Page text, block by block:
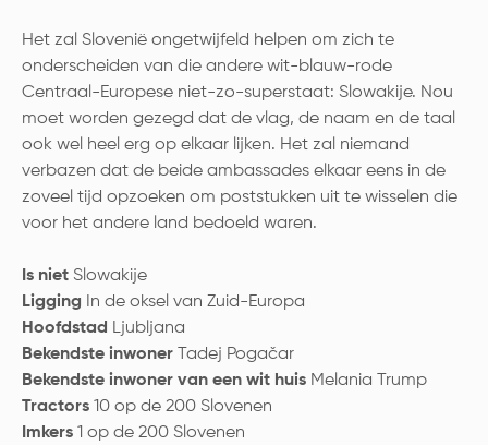
Het zal Slovenië ongetwijfeld helpen om zich te
onderscheiden van die andere wit-blauw-rode
Centraal-Europese niet-zo-superstaat: Slowakije. Nou
moet worden gezegd dat de vlag, de naam en de taal
ook wel heel erg op elkaar lijken. Het zal niemand
verbazen dat de beide ambassades elkaar eens in de
zoveel tijd opzoeken om poststukken uit te wisselen die
voor het andere land bedoeld waren.
Is niet Slowakije
Ligging In de oksel van Zuid-Europa
Hoofdstad Ljubljana
Bekendste inwoner Tadej Pogačar
Bekendste inwoner van een wit huis Melania Trump
Tractors 10 op de 200 Slovenen
Imkers 1 op de 200 Slovenen